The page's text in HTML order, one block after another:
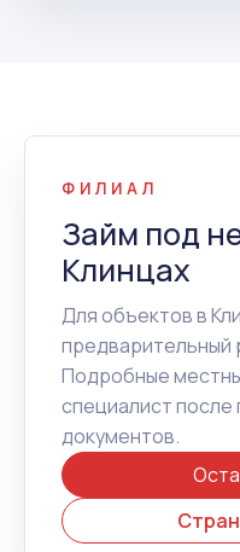
ФИЛИАЛ
Займ под
Клинцах
Для объектов в
предварительный
Подробные
специалист после
документов.